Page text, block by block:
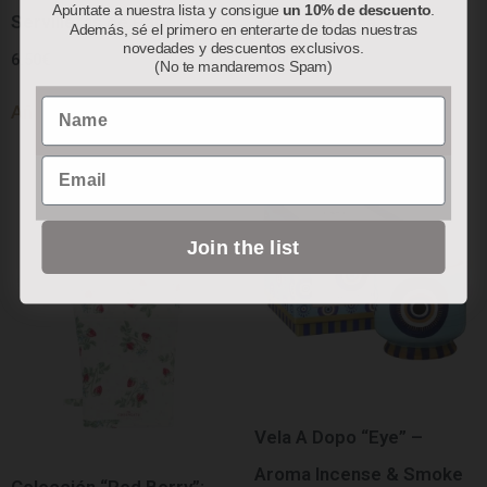
Servilletas de Papel
6.50
Añadir al carrito
Bolsa Térmica
78.00€
Vela A Dopo “Eye” –
Aroma Incense & Smoke
Apúntate a nuestra lista y consigue un 10% de descuento
Además, sé el primero en enterarte de todas nuestras
novedades y descuentos exclusivos.
(No te mandaremos Spam)
Name
Email
Join the list